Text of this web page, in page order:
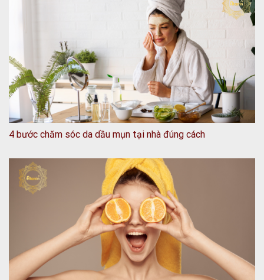
4 bước chăm sóc da dầu mụn tại nhà đúng cách